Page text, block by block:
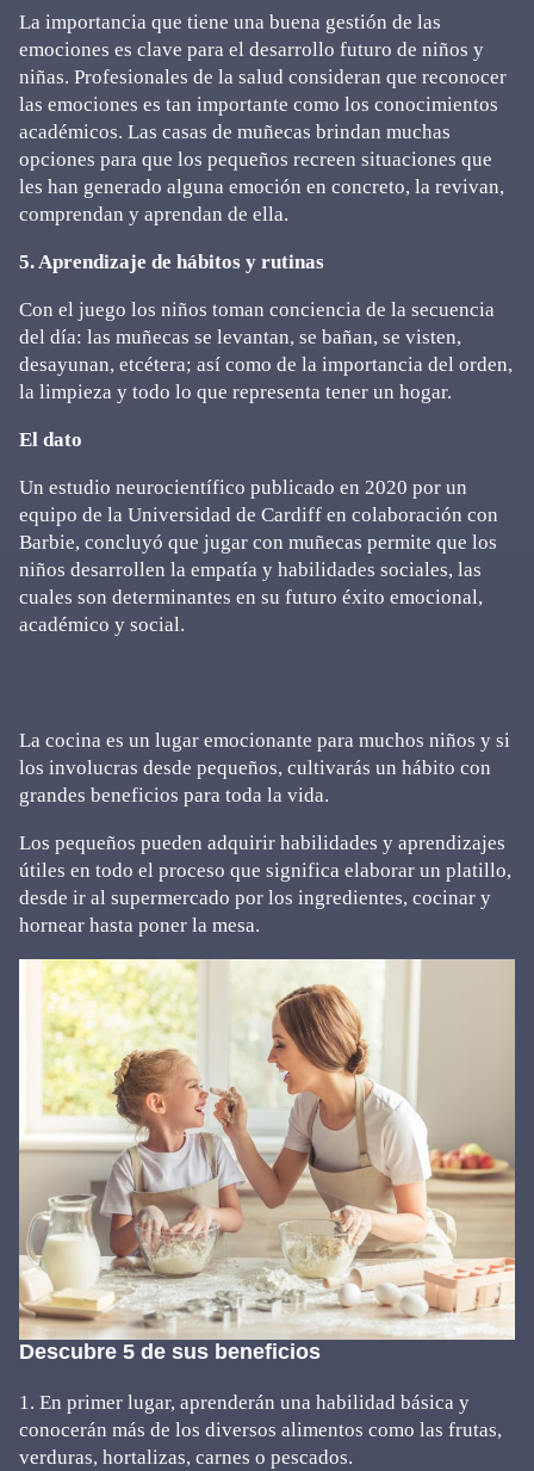
La importancia que tiene una buena gestión de las
emociones es clave para el desarrollo futuro de niños y
niñas. Profesionales de la salud consideran que reconocer
las emociones es tan importante como los conocimientos
académicos. Las casas de muñecas brindan muchas
opciones para que los pequeños recreen situaciones que
les han generado alguna emoción en concreto, la revivan,
comprendan y aprendan de ella.
5. Aprendizaje de hábitos y rutinas
Con el juego los niños toman conciencia de la secuencia
del día: las muñecas se levantan, se bañan, se visten,
desayunan, etcétera; así como de la importancia del orden,
la limpieza y todo lo que representa tener un hogar.
El dato
Un estudio neurocientífico publicado en 2020 por un
equipo de la Universidad de Cardiff en colaboración con
Barbie, concluyó que jugar con muñecas permite que los
niños desarrollen la empatía y habilidades sociales, las
cuales son determinantes en su futuro éxito emocional,
académico y social.
La cocina es un lugar emocionante para muchos niños y si
los involucras desde pequeños, cultivarás un hábito con
grandes beneficios para toda la vida.
Los pequeños pueden adquirir habilidades y aprendizajes
útiles en todo el proceso que significa elaborar un platillo,
desde ir al supermercado por los ingredientes, cocinar y
hornear hasta poner la mesa.
Descubre 5 de sus beneficios
1. En primer lugar, aprenderán una habilidad básica y
conocerán más de los diversos alimentos como las frutas,
verduras, hortalizas, carnes o pescados.